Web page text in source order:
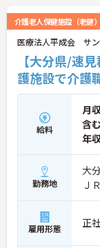
最寄駅より徒歩
能と通勤も便利で
ご興味がある方
さい。更に詳細
介護老人保健施設（老健）
医療法人平成会 サ
【大分県/速
護施設で介護
給料
月
含む
年
勤務地
大
Ｊ
雇用形態 正